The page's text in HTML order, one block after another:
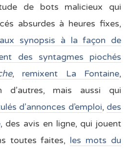
de bots malicieux qui
absurdes à heures fixes,
synopsis à la façon de
des syntagmes piochés
, remixent La Fontaine,
mais aussi qui
d’annonces d’emploi, des
, des avis en ligne, qui jouent
toutes faites, les mots du